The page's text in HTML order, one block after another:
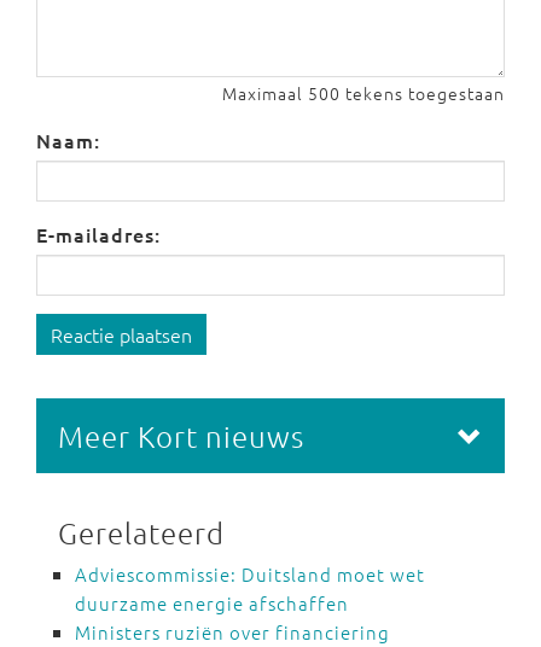
Maximaal 500 tekens toegestaan
Naam:
E-mailadres:
Reactie plaatsen
Meer Kort nieuws
Gerelateerd
Adviescommissie: Duitsland moet wet
duurzame energie afschaffen
Ministers ruziën over financiering